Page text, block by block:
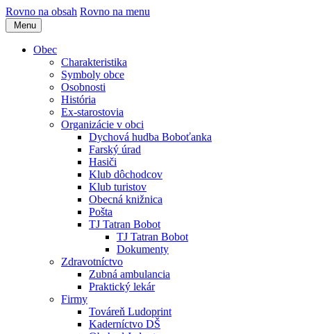
Rovno na obsah Rovno na menu
Menu
Obec
Charakteristika
Symboly obce
Osobnosti
História
Ex-starostovia
Organizácie v obci
Dychová hudba Boboťanka
Farský úrad
Hasiči
Klub dôchodcov
Klub turistov
Obecná knižnica
Pošta
TJ Tatran Bobot
TJ Tatran Bobot
Dokumenty
Zdravotníctvo
Zubná ambulancia
Praktický lekár
Firmy
Továreň Ludoprint
Kaderníctvo DŠ